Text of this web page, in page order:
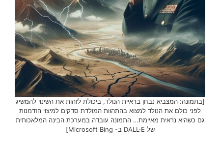
[בתמונה: המצביא נבחן בראיית הנולד, ביכולת לזהות את השינוי להמשיג
לפני כולם את הנולד למצוא בהתהוות המולדת סדקים למיצוי הזדמנות
גם כשהיא נראית מאיימת… התמונה עובדה במערכת הבינה המלאכותית
של DALL·E ב- Microsoft Bing]